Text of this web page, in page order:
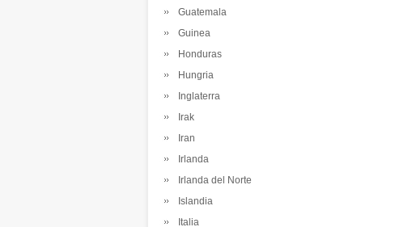
Guatemala
Guinea
Honduras
Hungria
Inglaterra
Irak
Iran
Irlanda
Irlanda del Norte
Islandia
Italia